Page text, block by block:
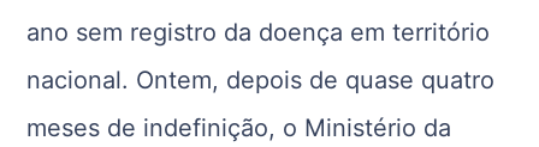
ano sem registro da doença em território
nacional. Ontem, depois de quase quatro
meses de indefinição, o Ministério da